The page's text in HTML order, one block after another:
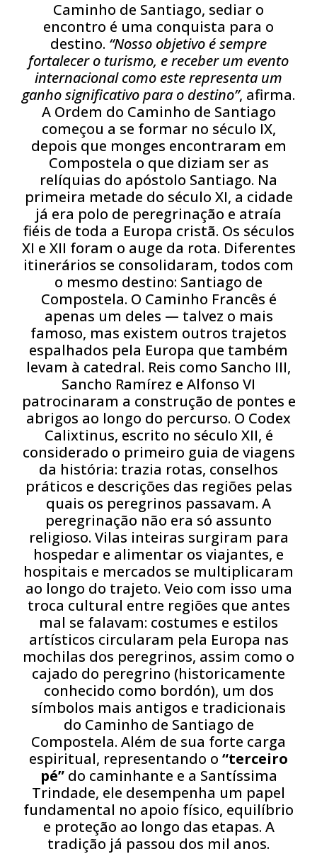
Caminho de Santiago, sediar o
encontro é uma conquista para o
destino. “Nosso objetivo é sempre
fortalecer o turismo, e receber um evento
internacional como este representa um
ganho significativo para o destino”, afirma.
A Ordem do Caminho de Santiago
começou a se formar no século IX,
depois que monges encontraram em
Compostela o que diziam ser as
relíquias do apóstolo Santiago. Na
primeira metade do século XI, a cidade
já era polo de peregrinação e atraía
fiéis de toda a Europa cristã. Os séculos
XI e XII foram o auge da rota. Diferentes
itinerários se consolidaram, todos com
o mesmo destino: Santiago de
Compostela. O Caminho Francês é
apenas um deles — talvez o mais
famoso, mas existem outros trajetos
espalhados pela Europa que também
levam à catedral. Reis como Sancho III,
Sancho Ramírez e Alfonso VI
patrocinaram a construção de pontes e
abrigos ao longo do percurso. O Codex
Calixtinus, escrito no século XII, é
considerado o primeiro guia de viagens
da história: trazia rotas, conselhos
práticos e descrições das regiões pelas
quais os peregrinos passavam. A
peregrinação não era só assunto
religioso. Vilas inteiras surgiram para
hospedar e alimentar os viajantes, e
hospitais e mercados se multiplicaram
ao longo do trajeto. Veio com isso uma
troca cultural entre regiões que antes
mal se falavam: costumes e estilos
artísticos circularam pela Europa nas
mochilas dos peregrinos, assim como o
cajado do peregrino (historicamente
conhecido como bordón), um dos
símbolos mais antigos e tradicionais
do Caminho de Santiago de
Compostela. Além de sua forte carga
espiritual, representando o “terceiro
pé”do caminhante e a Santíssima
Trindade, ele desempenha um papel
fundamental no apoio físico, equilíbrio
e proteção ao longo das etapas. A
tradição já passou dos mil anos.